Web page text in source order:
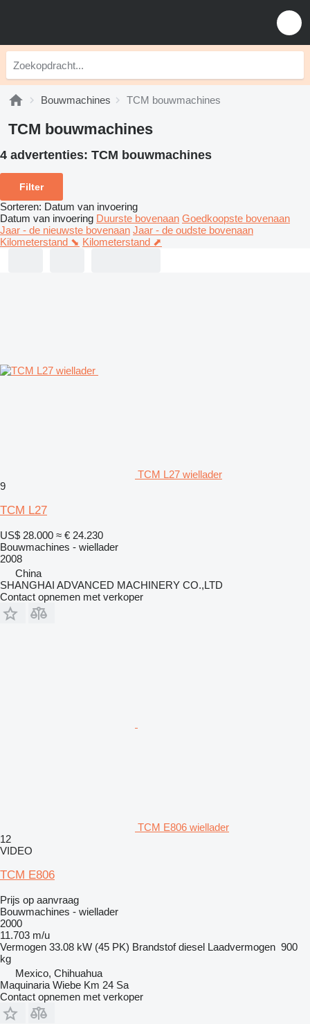
Bouwmachines TCM bouwmachines
TCM bouwmachines
4 advertenties: TCM bouwmachines
Filter
Sorteren: Datum van invoering
Datum van invoering Duurste bovenaan Goedkoopste bovenaan
Jaar - de nieuwste bovenaan Jaar - de oudste bovenaan
Kilometerstand ⬊ Kilometerstand ⬈
TCM L27 wiellader
9
TCM L27
US$ 28.000 ≈ € 24.230
Bouwmachines - wiellader
2008
China
SHANGHAI ADVANCED MACHINERY CO.,LTD
Contact opnemen met verkoper
TCM E806 wiellader
12
VIDEO
TCM E806
Prijs op aanvraag
Bouwmachines - wiellader
2000
11.703 m/u
Vermogen 33.08 kW (45 PK) Brandstof diesel Laadvermogen 900
kg
Mexico, Chihuahua
Maquinaria Wiebe Km 24 Sa
Contact opnemen met verkoper